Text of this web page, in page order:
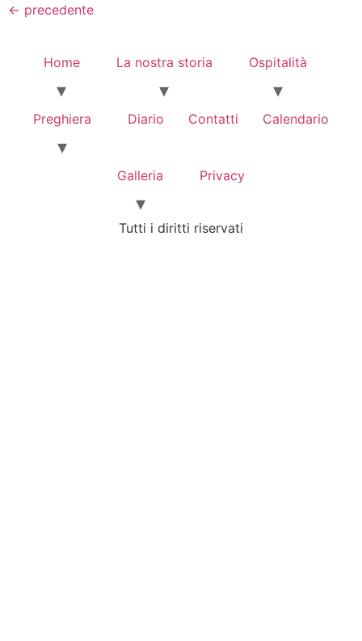
← precedente
Home La nostra storia Ospitalità
Preghiera Diario Contatti Calendario
Galleria Privacy
Tutti i diritti riservati